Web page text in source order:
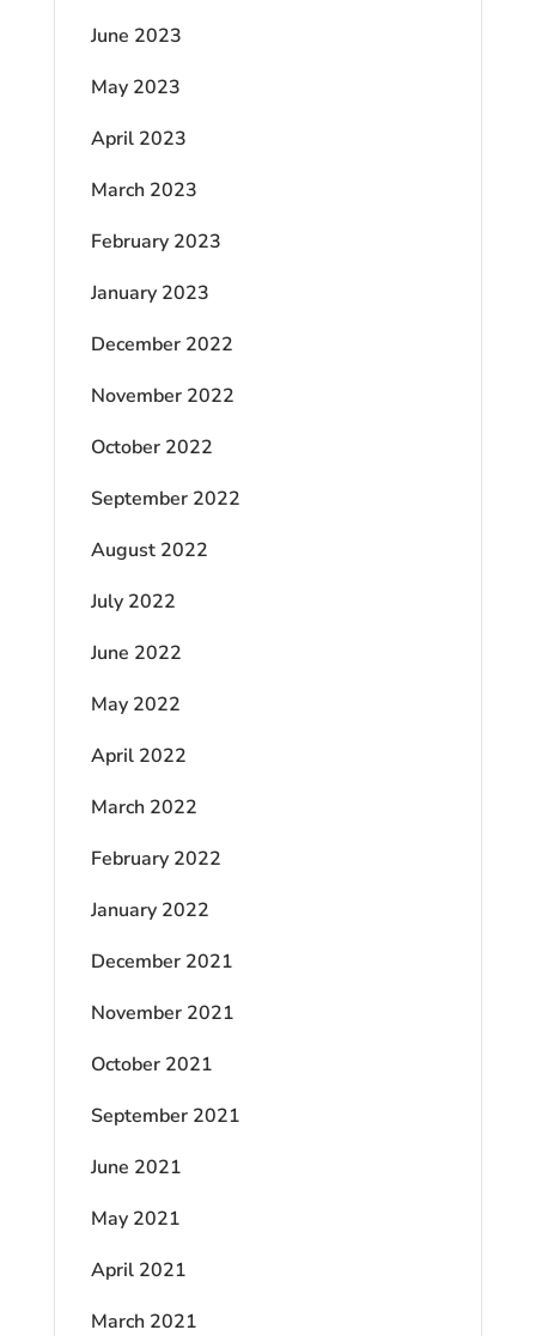
June 2023
May 2023
April 2023
March 2023
February 2023
January 2023
December 2022
November 2022
October 2022
September 2022
August 2022
July 2022
June 2022
May 2022
April 2022
March 2022
February 2022
January 2022
December 2021
November 2021
October 2021
September 2021
June 2021
May 2021
April 2021
March 2021